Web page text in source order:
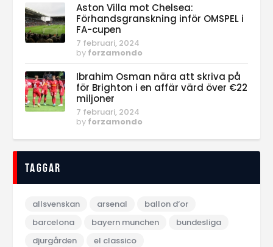
Aston Villa mot Chelsea:
Förhandsgranskning inför OMSPEL i
FA-cupen
7 februari, 2024
by forzamondo
Ibrahim Osman nära att skriva på
för Brighton i en affär värd över €22
miljoner
7 februari, 2024
by forzamondo
Taggar
allsvenskan arsenal
ballon d‘or
barcelona
bayern munchen
bundesliga
djurgården
el classico